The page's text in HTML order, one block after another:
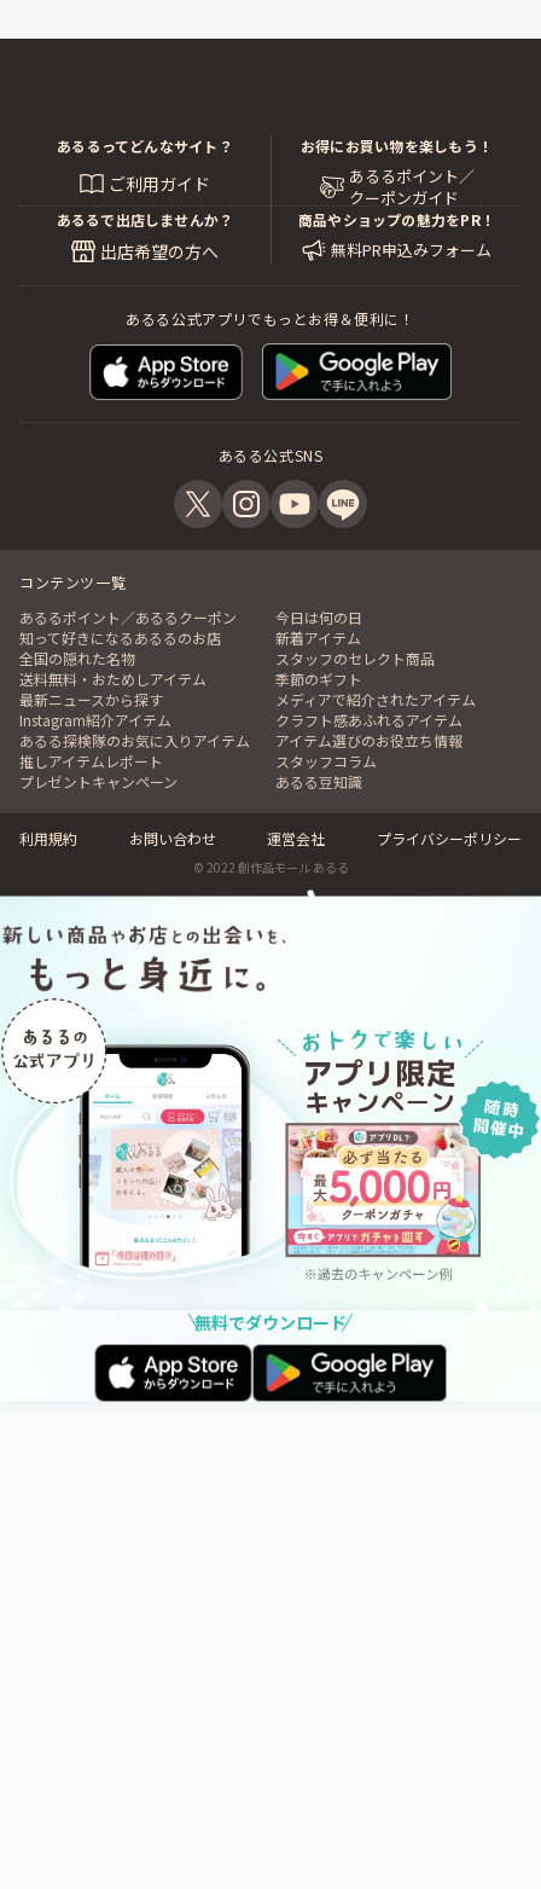
あるるってどんなサイト？
ご利用ガイド
お得にお買い物を楽しもう！
あるるポイント／
クーポンガイド
あるるで出店しませんか？
出店希望の方へ
商品やショップの魅力をPR！
無料PR申込みフォーム
あるる公式アプリでもっとお得＆便利に！
あるる公式SNS
コンテンツ一覧
あるるポイント／あるるクーポン
今日は何の日
知って好きになるあるるのお店
新着アイテム
全国の隠れた名物
スタッフのセレクト商品
送料無料・おためしアイテム
季節のギフト
最新ニュースから探す
メディアで紹介されたアイテム
Instagram紹介アイテム
クラフト感あふれるアイテム
あるる探検隊のお気に入りアイテム
アイテム選びのお役立ち情報
推しアイテムレポート
スタッフコラム
プレゼントキャンペーン
あるる豆知識
利用規約 お問い合わせ 運営会社 プライバシーポリシー
© 2022 創作品モール あるる
無料でダウンロード